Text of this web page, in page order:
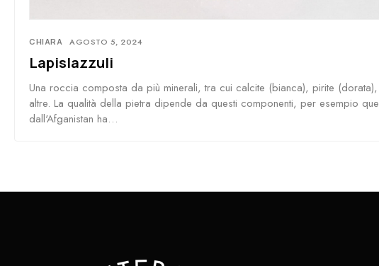
CHIARA AGOSTO 5, 2024
Lapislazzuli
Una roccia composta da più minerali, tra cui calcite (bianca), pirite
altre. La qualità della pietra dipende da questi componenti, per esempio
dall'Afganistan ha…